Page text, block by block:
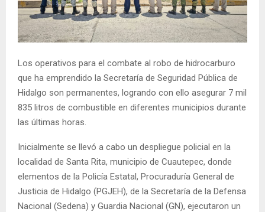
Los operativos para el combate al robo de hidrocarburo
que ha emprendido la Secretaría de Seguridad Pública de
Hidalgo son permanentes, logrando con ello asegurar 7 mil
835 litros de combustible en diferentes municipios durante
las últimas horas.
Inicialmente se llevó a cabo un despliegue policial en la
localidad de Santa Rita, municipio de Cuautepec, donde
elementos de la Policía Estatal, Procuraduría General de
Justicia de Hidalgo (PGJEH), de la Secretaría de la Defensa
Nacional (Sedena) y Guardia Nacional (GN), ejecutaron un